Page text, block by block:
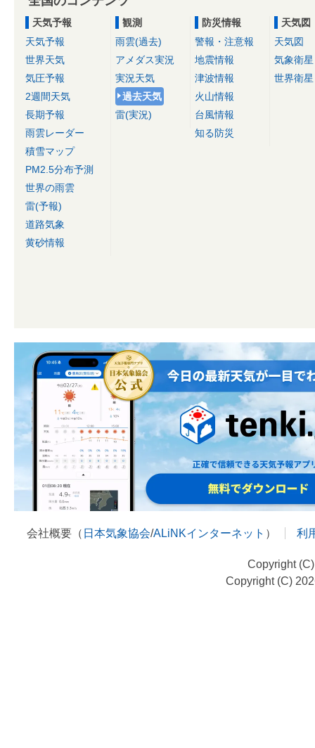
天気予報
天気予報
世界天気
気圧予報
2週間天気
長期予報
雨雲レーダー
積雪マップ
PM2.5分布予測
世界の雨雲
雷(予報)
道路気象
黄砂情報
観測
雨雲(過去)
アメダス実況
実況天気
過去天気
雷(実況)
防災情報
警報・注意報
地震情報
津波情報
火山情報
台風情報
知る防災
天気図
天気図
気象衛星
世界衛星
会社概要（ 日本気象協会/ALiNKインターネット ） 利
Copyright
Copyright (C)